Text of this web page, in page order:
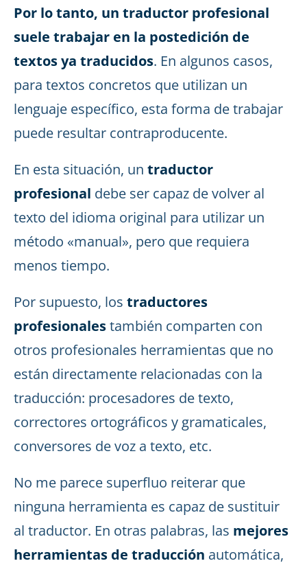
Por lo tanto, un traductor profesional
suele trabajar en la postedición de
textos ya traducidos. En algunos casos,
para textos concretos que utilizan un
lenguaje específico, esta forma de trabajar
puede resultar contraproducente.
En esta situación, un traductor
profesional debe ser capaz de volver al
texto del idioma original para utilizar un
método «manual», pero que requiera
menos tiempo.
Por supuesto, los traductores
profesionalestambién comparten con
otros profesionales herramientas que no
están directamente relacionadas con la
traducción: procesadores de texto,
correctores ortográficos y gramaticales,
conversores de voz a texto, etc.
No me parece superfluo reiterar que
ninguna herramienta es capaz de sustituir
al traductor. En otras palabras, las mejores
herramientas de traducción automática,